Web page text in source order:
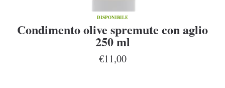
DISPONIBILE
Condimento olive spremute con aglio
250 ml
€11,00